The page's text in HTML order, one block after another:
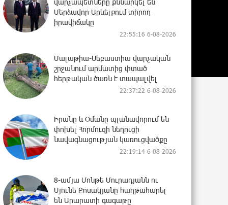
վարչապետները քննարկել են
Մերձավոր Արևելքում տիրող
իրավիճակը
22:55:16 6-08-2026
Մալաթիա-Սեբաստիա վարչական
շրջանում արմատից փտած
հերթական ծառն է տապալվել
22:37:22 6-08-2026
Իրանը և Օմանը պլանավորում են
փոխել Հորմուզի նեղուցի
նավագնացության կառուցվածքը
22:19:14 6-08-2026
8-ամյա Մոնթե Մուրադյանն ու
Սյունե Քոսակյանը հաղթահարել
են Արարատի գագաթը